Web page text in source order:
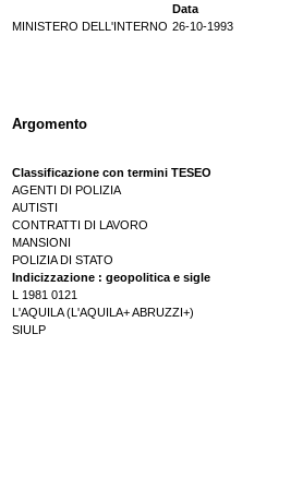
Data
MINISTERO DELL'INTERNO 26-10-1993
Argomento
Classificazione con termini TESEO
AGENTI DI POLIZIA
AUTISTI
CONTRATTI DI LAVORO
MANSIONI
POLIZIA DI STATO
Indicizzazione : geopolitica e sigle
L 1981 0121
L'AQUILA (L'AQUILA+ ABRUZZI+)
SIULP